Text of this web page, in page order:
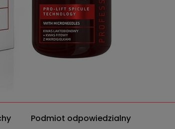
Podmiot odpowiedzialny